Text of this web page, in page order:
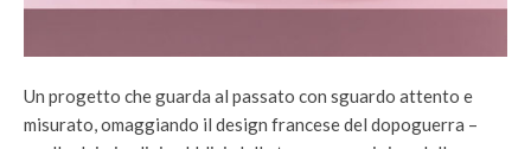
Un progetto che guarda al passato con sguardo attento e
misurato, omaggiando il design francese del dopoguerra –